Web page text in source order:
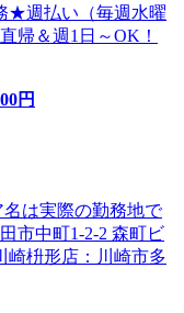
★週払い（毎週水曜
帰＆週1日～OK！
円
は実際の勤務地で
市中町1-2-2 森町ビ
崎枡形店：川崎市多